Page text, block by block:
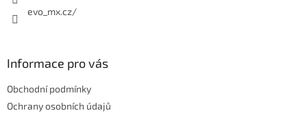
evo_mx.cz/
Informace pro vás
Obchodní podmínky
Ochrany osobních údajů